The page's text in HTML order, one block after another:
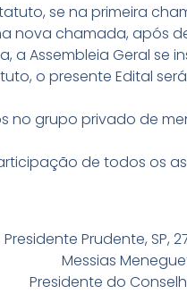
se na primeira
nova chamada, após
a Assembleia Geral
o presente Edital
no grupo privado de
de todos os
Presidente Prudente, SP,
Messias
Presidente do